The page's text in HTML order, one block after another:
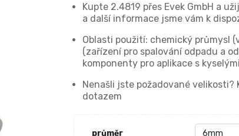
Kupte 2.4819 přes Evek GmbH a
a další informace jsme vám k
Oblasti použití: chemický průmysl
(zařízení pro spalování odpadu a
komponenty pro aplikace s
Nenašli jste požadované
dotazem
průměr